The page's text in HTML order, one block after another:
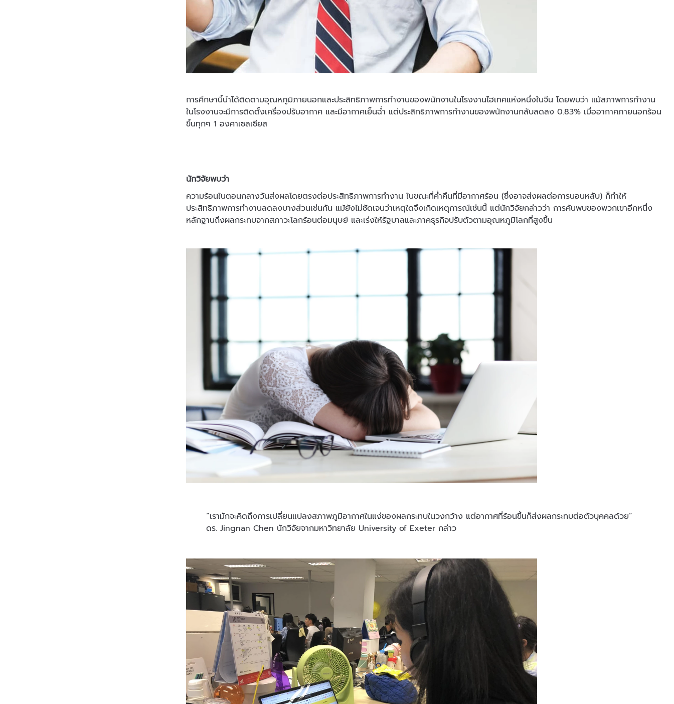
การศึกษานี้นำได้ติดตามอุณหภูมิภายนอกและประสิทธิภาพการทำงานของพนักงานในโรงงานไฮเทคแห่งหนึ่งในจีน โดยพบว่า แม้สภาพการทำงาน
ในโรงงานจะมีการติดตั้งเครื่องปรับอากาศ และมีอากาศเย็นฉ่ำ แต่ประสิทธิภาพการทำงานของพนักงานกลับลดลง 0.83% เมื่ออากาศภายนอกร้อน
ขึ้นทุกๆ 1 องศาเซลเซียส
นักวิจัยพบว่า
ความร้อนในตอนกลางวันส่งผลโดยตรงต่อประสิทธิภาพการทำงาน ในขณะที่ค่ำคืนที่มีอากาศร้อน (ซึ่งอาจส่งผลต่อการนอนหลับ) ก็ทำให้
ประสิทธิภาพการทำงานลดลงบางส่วนเช่นกัน แม้ยังไม่ชัดเจนว่าเหตุใดจึงเกิดเหตุการณ์เช่นนี้ แต่นักวิจัยกล่าวว่า การค้นพบของพวกเขาอีกหนึ่ง
หลักฐานถึงผลกระทบจากสภาวะโลกร้อนต่อมนุษย์ และเร่งให้รัฐบาลและภาคธุรกิจปรับตัวตามอุณหภูมิโลกที่สูงขึ้น
“เรามักจะคิดถึงการเปลี่ยนแปลงสภาพภูมิอากาศในแง่ของผลกระทบในวงกว้าง แต่อากาศที่ร้อนขึ้นก็ส่งผลกระทบต่อตัวบุคคลด้วย”
ดร. Jingnan Chen นักวิจัยจากมหาวิทยาลัย University of Exeter กล่าว